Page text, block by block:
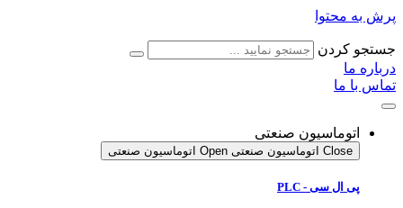
پرش به محتوا
جستجو کردن
درباره ما
تماس با ما
اتوماسیون صنعتی
Close اتوماسیون صنعتی Open اتوماسیون صنعتی
پی ال سی - PLC